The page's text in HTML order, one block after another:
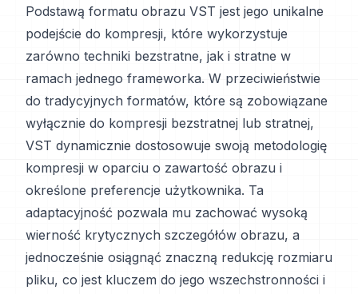
Podstawą formatu obrazu VST jest jego unikalne
podejście do kompresji, które wykorzystuje
zarówno techniki bezstratne, jak i stratne w
ramach jednego frameworka. W przeciwieństwie
do tradycyjnych formatów, które są zobowiązane
wyłącznie do kompresji bezstratnej lub stratnej,
VST dynamicznie dostosowuje swoją metodologię
kompresji w oparciu o zawartość obrazu i
określone preferencje użytkownika. Ta
adaptacyjność pozwala mu zachować wysoką
wierność krytycznych szczegółów obrazu, a
jednocześnie osiągnąć znaczną redukcję rozmiaru
pliku, co jest kluczem do jego wszechstronności i